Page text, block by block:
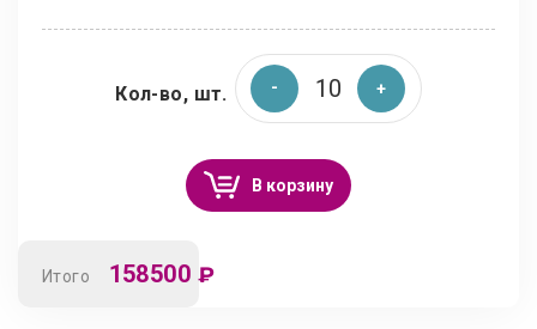
Кол-во, шт.
В корзину
Итого 158500 ₽